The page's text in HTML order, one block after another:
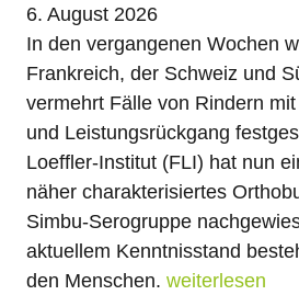
6. August 2026
In den vergangenen Wochen
Frankreich, der Schweiz und
vermehrt Fälle von Rindern mit
und Leistungsrückgang
Loeffler-Institut (FLI) hat nun
näher charakterisiertes
Simbu-Serogruppe
aktuellem Kenntnisstand
den Menschen. weiterlesen